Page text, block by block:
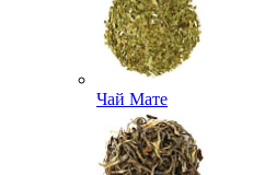
Чай Мате